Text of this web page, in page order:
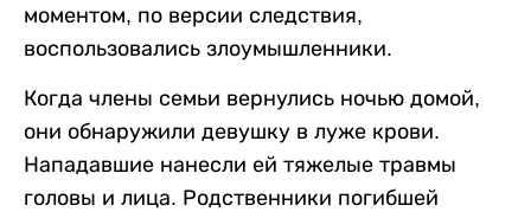
моментом, по версии следствия,
воспользовались злоумышленники.
Когда члены семьи вернулись ночью домой,
они обнаружили девушку в луже крови.
Нападавшие нанесли ей тяжелые травмы
головы и лица. Родственники погибшей